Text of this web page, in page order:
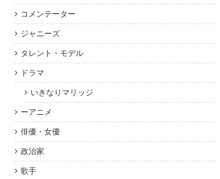
コメンテーター
ジャニーズ
タレント・モデル
ドラマ
いきなりマリッジ
ーアニメ
俳優・女優
政治家
歌手